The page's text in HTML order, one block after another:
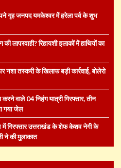
गृह जनपद यमकेश्वर में हरेला पर्व के शुभ
लापरवाही? रिहायशी इलाकों में हाथियों का
नशा तस्करी के खिलाफ बड़ी कार्रवाई, बोलेरो
वाले 04 निहंग यात्री गिरफ्तार, तीन
गया जेल
में गिरफ्तार उत्तराखंड के शेफ केशव नेगी के
ने की मुलाकात